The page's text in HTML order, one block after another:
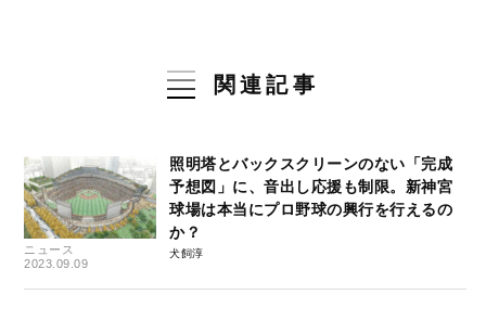
関連記事
ニュース
2023.09.09
照明塔とバックスクリーンのない「完成
予想図」に、音出し応援も制限。新神宮
球場は本当にプロ野球の興行を行えるの
か？
犬飼淳